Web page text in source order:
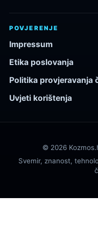
POVJERENJE
Impressum
Etika poslovanja
Politika provjeravanja
Uvjeti korištenja
© 2026
Svemir, znanost,